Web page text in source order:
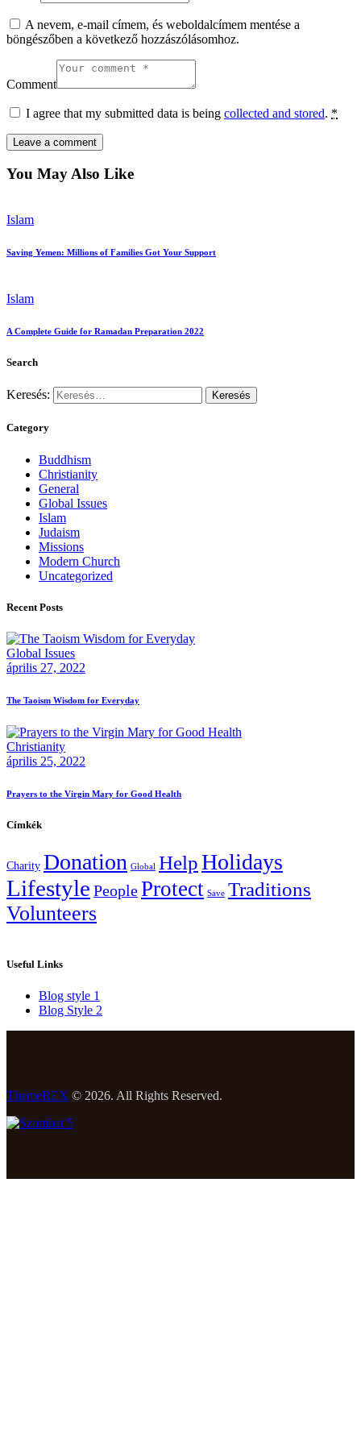
A nevem, e-mail címem, és weboldalcímem mentése a
böngészőben a következő hozzászólásomhoz.
Comment
I agree that my submitted data is being collected and stored. *
You May Also Like
Islam
Saving Yemen: Millions of Families Got Your Support
Islam
A Complete Guide for Ramadan Preparation 2022
Search
Keresés:
Category
Buddhism
Christianity
General
Global Issues
Islam
Judaism
Missions
Modern Church
Uncategorized
Recent Posts
Global Issues
április 27, 2022
The Taoism Wisdom for Everyday
Christianity
április 25, 2022
Prayers to the Virgin Mary for Good Health
Címkék
Charity Donation Global HelpHolidays
Lifestyle PeopleProtect Save Traditions
Volunteers
Useful Links
Blog style 1
Blog Style 2
ThemeREX © 2026. All Rights Reserved.